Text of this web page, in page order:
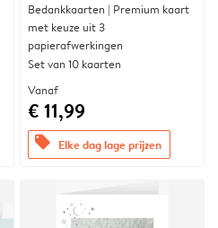
Bedankkaarten | Premium kaart
met keuze uit 3
papierafwerkingen
Set van 10 kaarten
Vanaf
€ 11,99
offers Elke dag lage prijzen